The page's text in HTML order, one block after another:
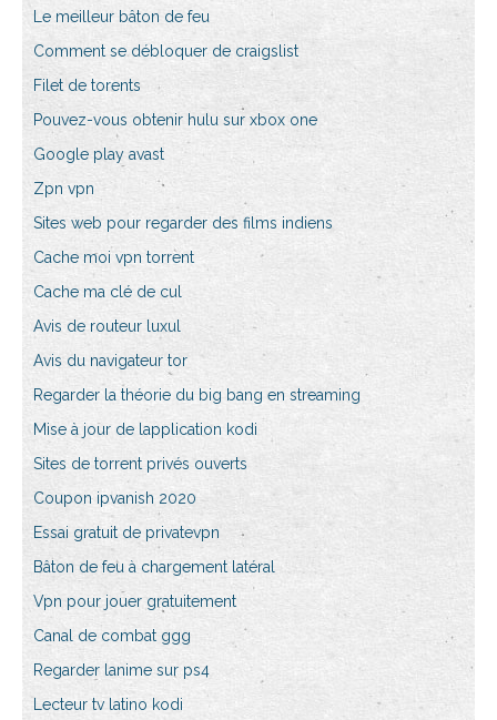
Le meilleur bâton de feu
Comment se débloquer de craigslist
Filet de torents
Pouvez-vous obtenir hulu sur xbox one
Google play avast
Zpn vpn
Sites web pour regarder des films indiens
Cache moi vpn torrent
Cache ma clé de cul
Avis de routeur luxul
Avis du navigateur tor
Regarder la théorie du big bang en streaming
Mise à jour de lapplication kodi
Sites de torrent privés ouverts
Coupon ipvanish 2020
Essai gratuit de privatevpn
Bâton de feu à chargement latéral
Vpn pour jouer gratuitement
Canal de combat ggg
Regarder lanime sur ps4
Lecteur tv latino kodi